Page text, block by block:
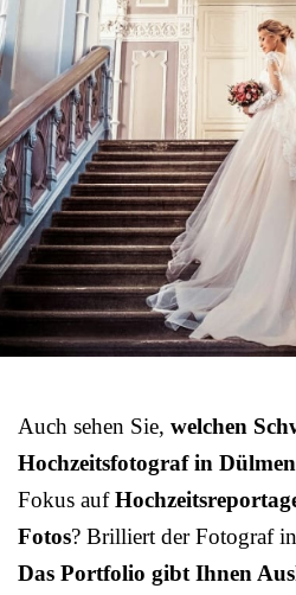
Auch sehen Sie, welchen
Hochzeitsfotograf in
Fokus auf
Fotos? Brilliert der Fotograf
Das Portfolio gibt Ihnen